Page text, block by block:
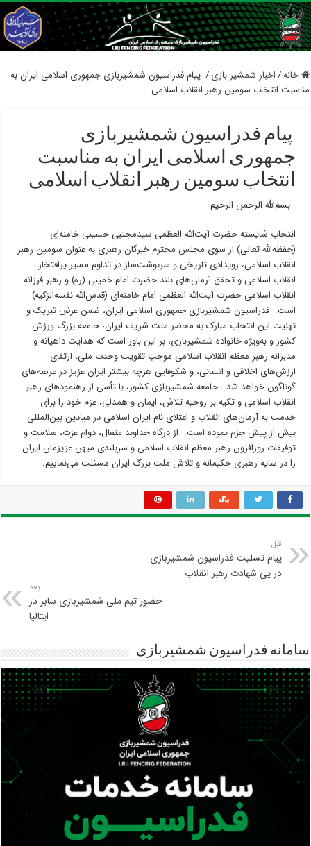
خانه/اخبار شمشیر بازی / ‍ پیام فدراسیون شمشیربازی جمهوری اسلامی ایران به
مناسبت انتخاب سومین رهبر انقلاب اسلامی
‍ پیام فدراسیون شمشیربازی
جمهوری اسلامی ایران به مناسبت
انتخاب سومین رهبر انقلاب اسلامی
بسم‌الله الرحمن الرحیم
انتخاب شایسته حضرت آیت‌الله العظمی سیدمجتبی حسینی خامنه‌ای
(حفظه‌الله تعالی) از سوی مجلس محترم خبرگان رهبری به عنوان سومین رهبر
انقلاب اسلامی، رویدادی تاریخی و سرنوشت‌ساز در تداوم مسیر پرافتخار
انقلاب اسلامی و تحقق آرمان‌های بلند حضرت امام خمینی (ره) و رهبر فرزانه
انقلاب اسلامی حضرت آیت‌الله العظمی امام خامنه‌ای (قدس‌الله نفسه‌الزکیه)
است. فدراسیون شمشیربازی جمهوری اسلامی ایران، ضمن عرض تبریک و
تهنیت این انتخاب مبارک به محضر ملت شریف ایران، جامعه بزرگ ورزش
کشور و به‌ویژه خانواده شمشیربازی، بر این باور است که هدایت داهیانه و
مدبرانه رهبر معظم انقلاب اسلامی موجب تقویت وحدت ملی، ارتقای
ارزش‌های اخلاقی و انسانی، و شکوفایی هرچه بیشتر ایران عزیز در عرصه‌های
گوناگون خواهد شد. جامعه شمشیربازی کشور، با تأسی از رهنمودهای رهبر
انقلاب اسلامی و تکیه بر روحیه تلاش، ایمان و همدلی، عزم خود را برای
خدمت به آرمان‌های انقلاب و اعتلای نام ایران اسلامی در میادین بین‌المللی
بیش از پیش جزم نموده است. از درگاه خداوند متعال، دوام عزت، سلامت و
توفیقات روزافزون رهبر معظم انقلاب اسلامی و سربلندی میهن عزیزمان ایران
را در سایه رهبری حکیمانه و تلاش ملت بزرگ ایران مسئلت می‌نماییم.
قبل
پیام تسلیت فدراسیون شمشیربازی
در پی شهادت رهبر انقلاب
بعد
حضور تیم ملی شمشیربازی سابر در
ایتالیا
سامانه فدراسیون شمشیربازی